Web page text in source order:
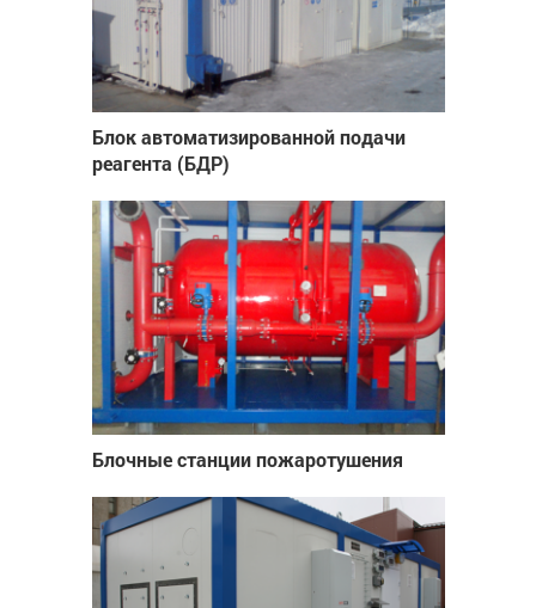
Блок автоматизированной подачи
реагента (БДР)
Блочные станции пожаротушения